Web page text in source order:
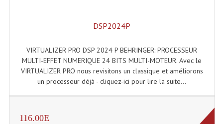
Selecteurs Audio Vidéo
Amplificateurs
DSP2024P
VIRTUALIZER PRO DSP 2024 P BEHRINGER: PROCESSEUR
MULTI-EFFET NUMERIQUE 24 BITS MULTI-MOTEUR. Avec le
VIRTUALIZER PRO nous revisitons un classique et améliorons
un processeur déjà - cliquez-ici pour lire la suite...
116.00E